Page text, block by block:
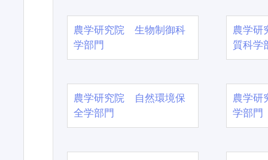
農学研究院 生物制御科
学部門
農学
質科学
農学研究院 自然環境保
全学部門
農学
学部門